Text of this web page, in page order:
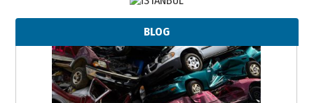
BLOG
Neşat YALÇIN
Paranın Aile Kültüründeki Yeri
03 Ağustos 2026 Pazartesi